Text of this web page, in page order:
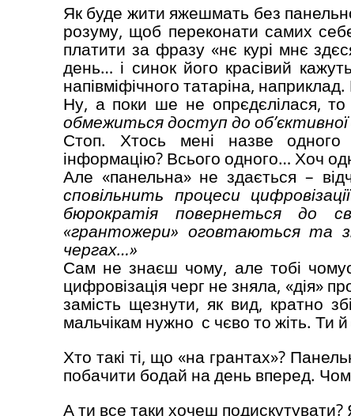
Як буде жити яжешмать без
розуму, щоб переконати самих
платити за фразу «нє курі мнє
день… і синок його красівий
напівміфічного татаріна,
Ну, а поки ше не опрєдєлілася,
обмежиться доступ до об’єктивної
Стоп. Хтось мені назве одного
інформацію? Всього одного… Хоч
Але «панельна» не здається –
сповільнить процеси
бюрократія повернеться до
«грантожери» оговтаються та
чергах…»
Сам не знаєш чому, але тобі
цифровізація черг не зняла, «дія»
замість щезнути, як вид, кратно
мальчікам нужно с чєво то жіть. Ти
Хто такі ті, що «на грантах»?
побачити бодай на день вперед.
А ти все таки хочеш